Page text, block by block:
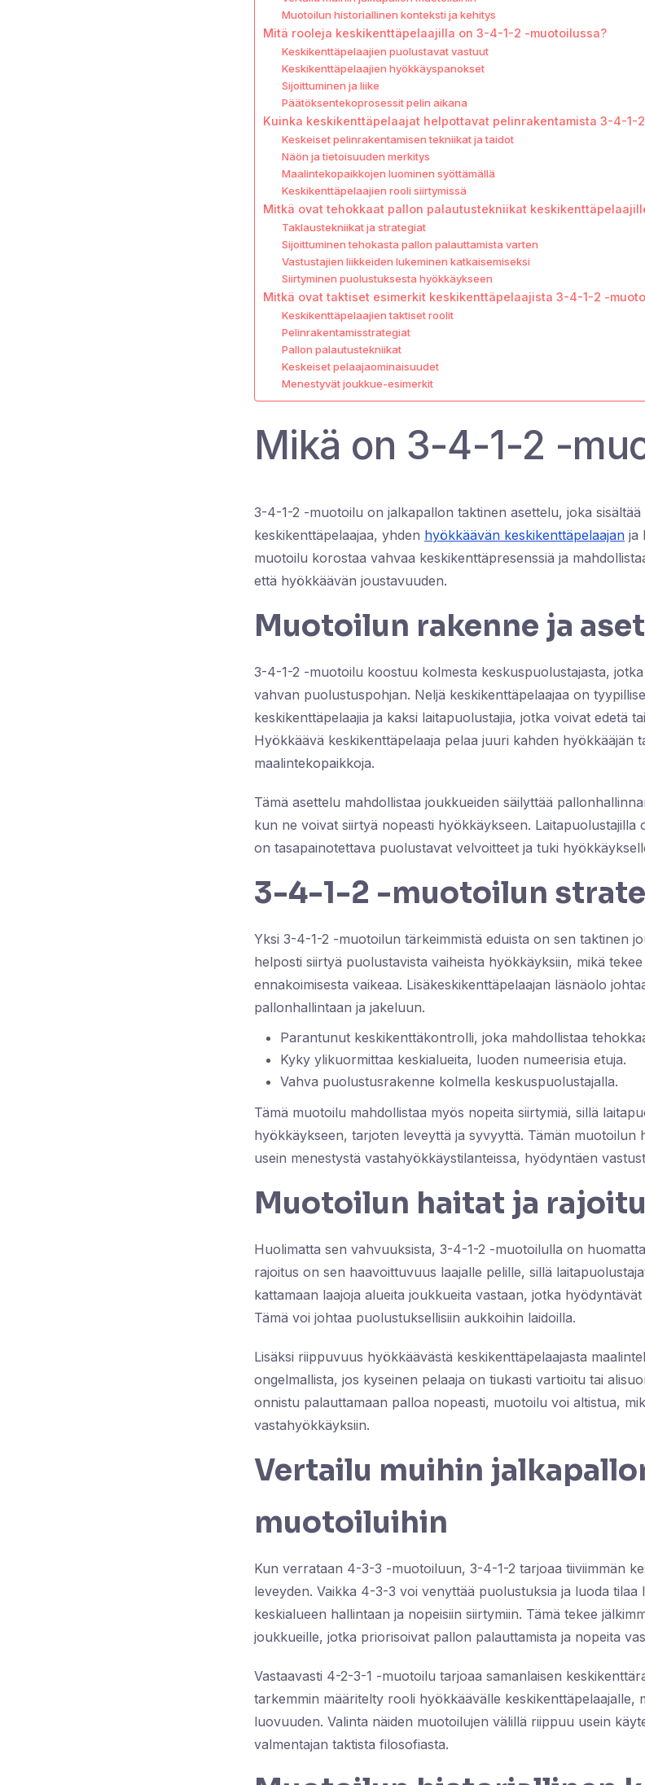
Muotoilun historiallinen konteksti ja kehitys
Mitä rooleja keskikenttäpelaajilla on 3-4-1-2 -muotoilussa?
Keskikenttäpelaajien puolustavat vastuut
Keskikenttäpelaajien hyökkäyspanokset
Sijoittuminen ja liike
Päätöksentekoprosessit pelin aikana
Kuinka keskikenttäpelaajat helpottavat pelinrakentamista 3-4-1-
Keskeiset pelinrakentamisen tekniikat ja taidot
Näön ja tietoisuuden merkitys
Maalintekopaikkojen luominen syöttämällä
Keskikenttäpelaajien rooli siirtymissä
Mitkä ovat tehokkaat pallon palautustekniikat
Taklaustekniikat ja strategiat
Sijoittuminen tehokasta pallon palauttamista varten
Vastustajien liikkeiden lukeminen katkaisemiseksi
Siirtyminen puolustuksesta hyökkäykseen
Mitkä ovat taktiset esimerkit keskikenttäpelaajista 3-4-1-2 -
Keskikenttäpelaajien taktiset roolit
Pelinrakentamisstrategiat
Pallon palautustekniikat
Keskeiset pelaajaominaisuudet
Menestyvät joukkue-esimerkit
Mikä on 3-4-1-2 -
3-4-1-2 -muotoilu on jalkapallon taktinen asettelu, joka
keskikenttäpelaajaa, yhden hyökkäävän keskikenttäpelaajan ja
muotoilu korostaa vahvaa keskikenttäpresenssiä ja
että hyökkäävän joustavuuden.
Muotoilun rakenne ja
3-4-1-2 -muotoilu koostuu kolmesta keskuspuolustajasta,
vahvan puolustuspohjan. Neljä keskikenttäpelaajaa on
keskikenttäpelaajia ja kaksi laitapuolustajia, jotka voivat edetä
Hyökkäävä keskikenttäpelaaja pelaa juuri kahden hyökkääjän
maalintekopaikkoja.
Tämä asettelu mahdollistaa joukkueiden säilyttää
kun ne voivat siirtyä nopeasti hyökkäykseen. Laitapuolustajilla
on tasapainotettava puolustavat velvoitteet ja tuki
3-4-1-2 -muotoilun
Yksi 3-4-1-2 -muotoilun tärkeimmistä eduista on sen taktinen
helposti siirtyä puolustavista vaiheista hyökkäyksiin, mikä
ennakoimisesta vaikeaa. Lisäkeskikenttäpelaajan läsnäolo
pallonhallintaan ja jakeluun.
Parantunut keskikenttäkontrolli, joka mahdollistaa
Kyky ylikuormittaa keskialueita, luoden numeerisia etuja.
Vahva puolustusrakenne kolmella keskuspuolustajalla.
Tämä muotoilu mahdollistaa myös nopeita siirtymiä, sillä
hyökkäykseen, tarjoten leveyttä ja syvyyttä. Tämän muotoilun
usein menestystä vastahyökkäystilanteissa, hyödyntäen
Muotoilun haitat ja
Huolimatta sen vahvuuksista, 3-4-1-2 -muotoilulla on
rajoitus on sen haavoittuvuus laajalle pelille, sillä
kattamaan laajoja alueita joukkueita vastaan, jotka
Tämä voi johtaa puolustuksellisiin aukkoihin laidoilla.
Lisäksi riippuvuus hyökkäävästä keskikenttäpelaajasta
ongelmallista, jos kyseinen pelaaja on tiukasti vartioitu tai
onnistu palauttamaan palloa nopeasti, muotoilu voi altistua,
vastahyökkäyksiin.
Vertailu muihin
muotoiluihin
Kun verrataan 4-3-3 -muotoiluun, 3-4-1-2 tarjoaa tiiviimmän
leveyden. Vaikka 4-3-3 voi venyttää puolustuksia ja luoda tilaa
keskialueen hallintaan ja nopeisiin siirtymiin. Tämä tekee
joukkueille, jotka priorisoivat pallon palauttamista ja nopeita
Vastaavasti 4-2-3-1 -muotoilu tarjoaa samanlaisen
tarkemmin määritelty rooli hyökkäävälle keskikenttäpelaajalle,
luovuuden. Valinta näiden muotoilujen välillä riippuu usein
valmentajan taktista filosofiasta.